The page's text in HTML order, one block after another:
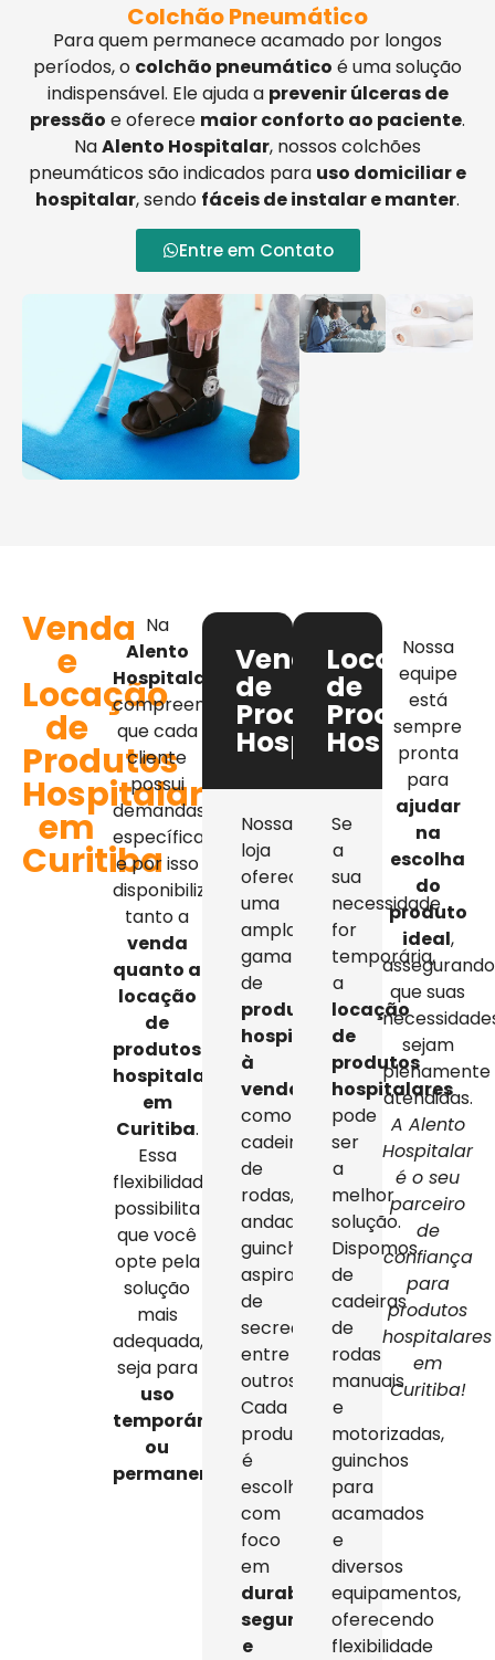
Colchão Pneumático
Para quem permanece acamado por longos
períodos, o colchão pneumático é uma solução
indispensável. Ele ajuda a prevenir úlceras de
pressão e oferece maior conforto ao paciente.
NaAlento Hospitalar, nossos colchões
pneumáticos são indicados para uso domiciliar e
hospitalar, sendo fáceis de instalar e manter.
Entre em Contato
Venda
e
Locação
de
Produtos
Hospitalares
em
Curitiba
Na
Alento
Hospitalar
compreendemos
que cada
cliente
possui
demandas
específicas,
e por isso
disponibilizamos
tanto a
venda
quanto a
locação
de
produtos
hospitalares
em
Curitiba.
Essa
flexibilidade
possibilita
que você
opte pela
solução
mais
adequada,
seja para
uso
temporário
ou
permanente
Venda
de
Produtos
Hospitalares
Nossa
loja
oferece
uma
ampla
gama
de
produtos
hospitalares
à
venda
como
cadeiras
de
rodas,
andadores,
guinchos,
aspiradores
de
secreção,
entre
outros.
Cada
produto
é
escolhido
com
foco
em
durabilidade,
segurança
e
Locação
de
Produtos
Se
a
sua
necessidade
for
temporária,
a
locação
de
produtos
hospitalares
pode
ser
a
melhor
solução.
Dispomos
de
cadeiras
de
rodas
manuais
e
motorizadas,
guinchos
para
acamados
e
diversos
equipamentos,
oferecendo
flexibilidade
Nossa
equipe
está
sempre
pronta
para
ajudar
na
escolha
do
produto
ideal,
assegurando
que suas
sejam
plenamente
atendidas.
A Alento
Hospitalar
é o seu
parceiro
de
confiança
para
produtos
hospitalares
em
Curitiba!